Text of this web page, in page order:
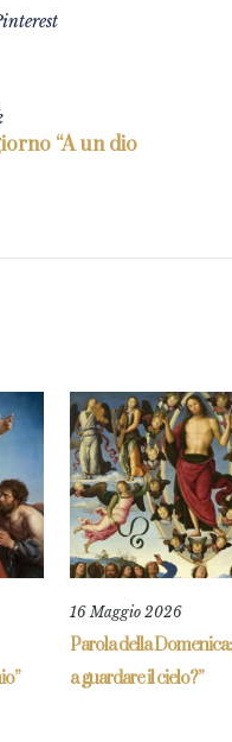
“A un dio
16 Maggio 2026
Parola della
a guardare il cielo?”